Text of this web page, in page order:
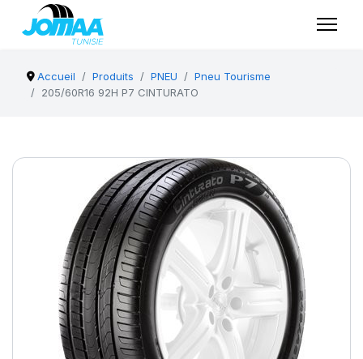
Accueil Produits PNEU
Pneu Tourisme
205/60R16 92H P7 CINTURATO